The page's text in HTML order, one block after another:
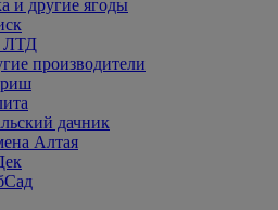
и другие ягоды
производители
дачник
Алтая